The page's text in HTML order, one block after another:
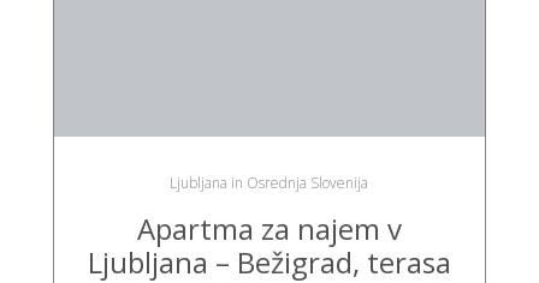
Ljubljana in Osrednja Slovenija
Apartma za najem v
Ljubljana – Bežigrad, terasa